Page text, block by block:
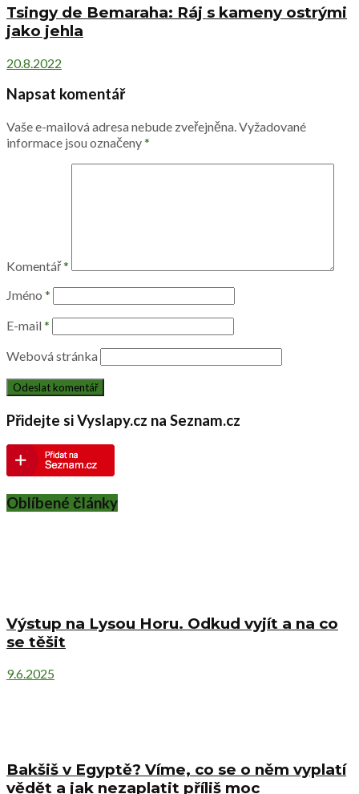
Tsingy de Bemaraha: Ráj s kameny ostrými
jako jehla
20.8.2022
Napsat komentář
Vaše e-mailová adresa nebude zveřejněna.Vyžadované
informace jsou označeny*
Komentář*
Jméno *
E-mail *
Webová stránka
Přidejte si Vyslapy.cz na Seznam.cz
Oblíbené články
Výstup na Lysou Horu. Odkud vyjít a na co
se těšit
9.6.2025
Bakšiš v Egyptě? Víme, co se o něm vyplatí
vědět a jak nezaplatit příliš moc